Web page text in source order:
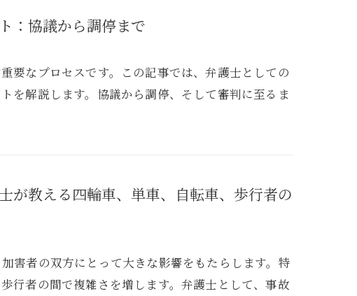
：協議から調停まで
要なプロセスです。この記事では、弁護士としての
を解説します。協議から調停、そして審判に至るま
が教える四輪車、単車、自転車、歩行者の
害者の双方にとって大きな影響をもたらします。特
行者の間で複雑さを増します。弁護士として、事故